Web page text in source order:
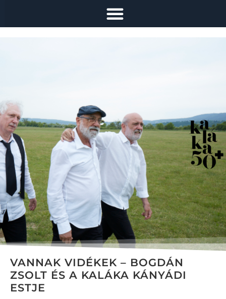
VANNAK VIDÉKEK – BOGDÁN
ZSOLT ÉS A KALÁKA KÁNYÁDI
ESTJE